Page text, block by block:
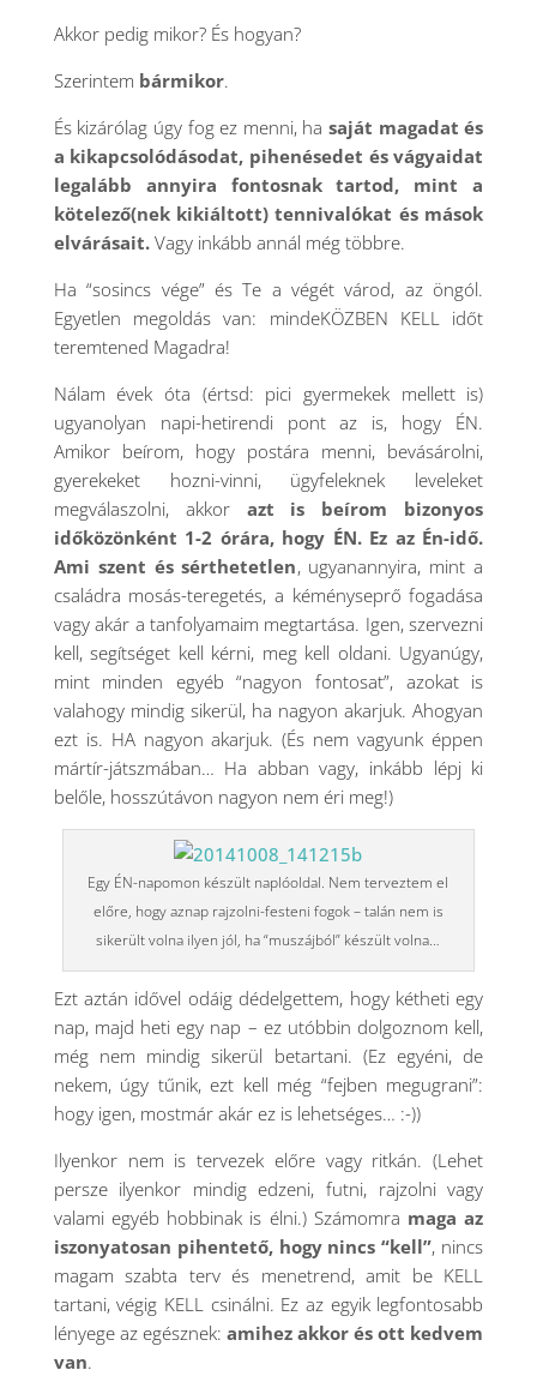
Akkor pedig mikor? És hogyan?
Szerintem bármikor.
És kizárólag úgy fog ez menni, ha saját magadat és
a kikapcsolódásodat, pihenésedet és vágyaidat
legalább annyira fontosnak tartod, mint a
kötelező(nek kikiáltott) tennivalókat és mások
elvárásait.Vagy inkább annál még többre.
Ha “sosincs vége” és Te a végét várod, az öngól.
Egyetlen megoldás van: mindeKÖZBEN KELL időt
teremtened Magadra!
Nálam évek óta (értsd: pici gyermekek mellett is)
ugyanolyan napi-hetirendi pont az is, hogy ÉN.
Amikor beírom, hogy postára menni, bevásárolni,
gyerekeket hozni-vinni, ügyfeleknek leveleket
megválaszolni, akkor azt is beírom bizonyos
időközönként 1-2 órára, hogy ÉN. Ez az Én-idő.
Ami szent és sérthetetlen, ugyanannyira, mint a
családra mosás-teregetés, a kéményseprő fogadása
vagy akár a tanfolyamaim megtartása. Igen, szervezni
kell, segítséget kell kérni, meg kell oldani. Ugyanúgy,
mint minden egyéb “nagyon fontosat”, azokat is
valahogy mindig sikerül, ha nagyon akarjuk. Ahogyan
ezt is. HA nagyon akarjuk. (És nem vagyunk éppen
mártír-játszmában… Ha abban vagy, inkább lépj ki
belőle, hosszútávon nagyon nem éri meg!)
Egy ÉN-napomon készült naplóoldal. Nem terveztem el
előre, hogy aznap rajzolni-festeni fogok – talán nem is
sikerült volna ilyen jól, ha “muszájból” készült volna…
Ezt aztán idővel odáig dédelgettem, hogy kétheti egy
nap, majd heti egy nap – ez utóbbin dolgoznom kell,
még nem mindig sikerül betartani. (Ez egyéni, de
nekem, úgy tűnik, ezt kell még “fejben megugrani”:
hogy igen, mostmár akár ez is lehetséges… :-))
Ilyenkor nem is tervezek előre vagy ritkán. (Lehet
persze ilyenkor mindig edzeni, futni, rajzolni vagy
valami egyéb hobbinak is élni.) Számomra maga az
iszonyatosan pihentető, hogy nincs “kell”, nincs
magam szabta terv és menetrend, amit be KELL
tartani, végig KELL csinálni. Ez az egyik legfontosabb
lényege az egésznek: amihez akkor és ott kedvem
van.